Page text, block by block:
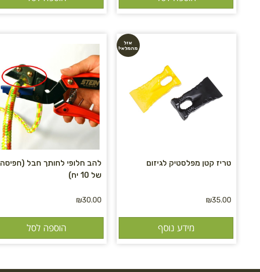
אזל
מהמלאי!
טריז קטן מפלסטיק לגיזום
₪35.00
מידע נוסף
להב חלופי לחותך חבל (חפיסה
של 10 יח)
₪30.00
הוספה לסל